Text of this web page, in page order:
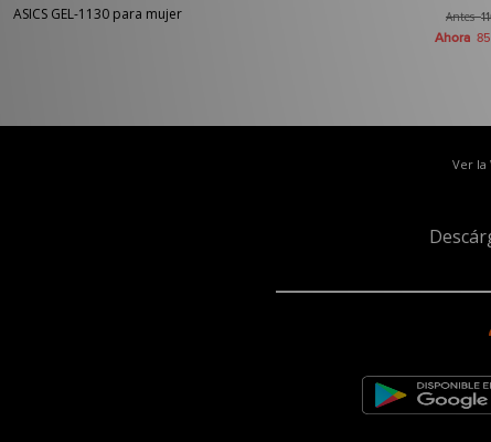
ASICS GEL-1130 para mujer Antes
Ahora
Ver la